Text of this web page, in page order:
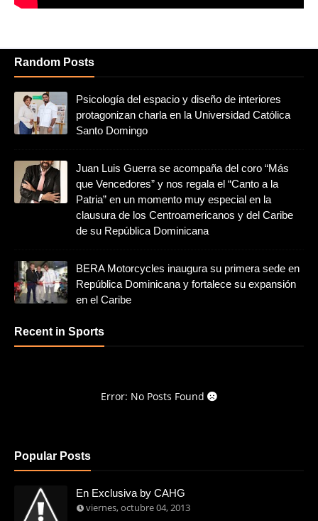
Random Posts
Psicología del espacio y diseño de interiores
protagonizan charla en la Universidad Católica
Santo Domingo
Juan Luis Guerra se acompaña del coro “Más
que Vencedores” y nos regala el “Canto a la
Patria” en un momento muy especial en la
clausura de los Centroamericanos y del Caribe
de su República Dominicana
BERA Motorcycles inaugura su primera sede en
República Dominicana y fortalece su expansión
en el Caribe
Recent in Sports
Error: No Posts Found
Popular Posts
En Exclusiva by CAHG
viernes, octubre 04, 2013